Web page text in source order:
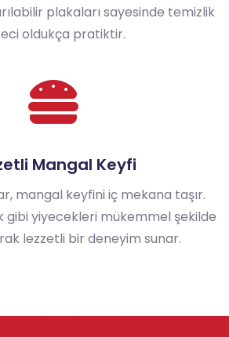
plakaları sayesinde temizlik
oldukça pratiktir.
Mangal Keyfi
mangal keyfini iç mekana taşır.
gibi yiyecekleri mükemmel şekilde
lezzetli bir deneyim sunar.